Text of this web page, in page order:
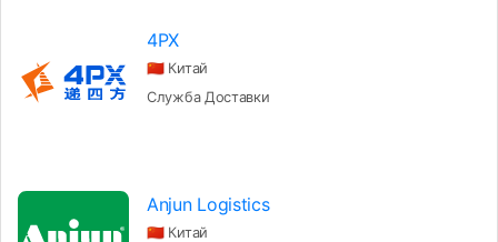
4PX
🇨🇳 Китай
Служба Доставки
Anjun Logistics
🇨🇳 Китай